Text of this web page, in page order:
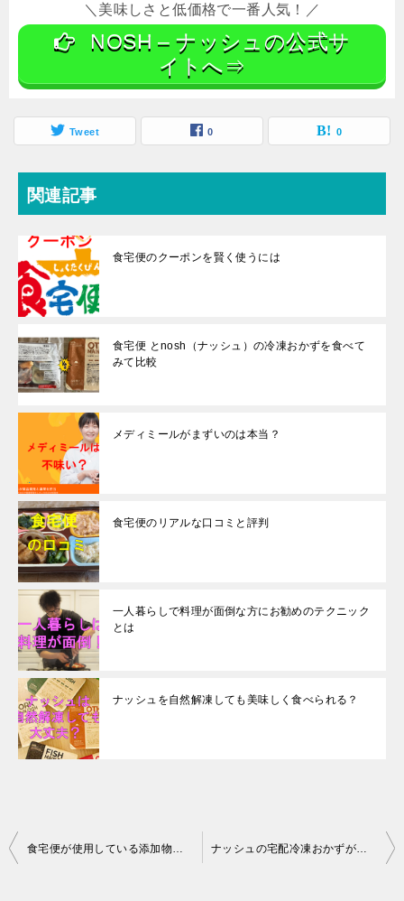
＼美味しさと低価格で一番人気！／
NOSH – ナッシュの公式サ
イトへ⇒
Tweet 0 0
関連記事
食宅便のクーポンを賢く使うには
食宅便 とnosh（ナッシュ）の冷凍おかずを食べて
みて比較
メディミールがまずいのは本当？
食宅便のリアルな口コミと評判
一人暮らしで料理が面倒な方にお勧めのテクニック
とは
ナッシュを自然解凍しても美味しく食べられる？
投
食宅便が使用している添加物は安全？ ナッシュの宅配冷凍おかずが使用している添加物は安全？